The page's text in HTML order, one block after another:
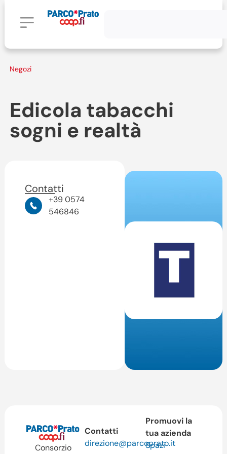
Negozi
Edicola tabacchi
sogni e realtà
Contatti
+39 0574
546846
Consorzio
Contatti
direzione@parcoprato.it
Promuovi la
tua azienda
Spazi